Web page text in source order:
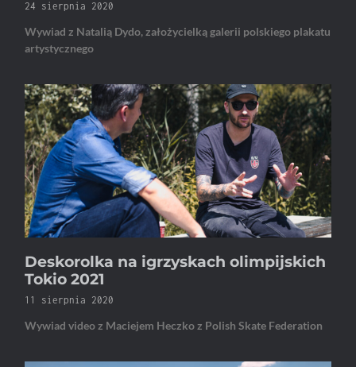
24 sierpnia 2020
Wywiad z Natalią Dydo, założycielką galerii polskiego plakatu
artystycznego
Deskorolka na igrzyskach olimpijskich
Tokio 2021
11 sierpnia 2020
Wywiad video z Maciejem Heczko z Polish Skate Federation